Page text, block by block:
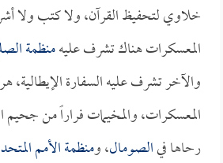
خلاوي لتحفيظ القرآن، ولا كتب ولا
المعسكرات هناك تشرف عليهمنظمة
والآخر تشرف عليه السفارة الإيطالية،
المعسكرات، والمخيمات فراراً من
رحاها فيالصومال، ومنظمة الأمم